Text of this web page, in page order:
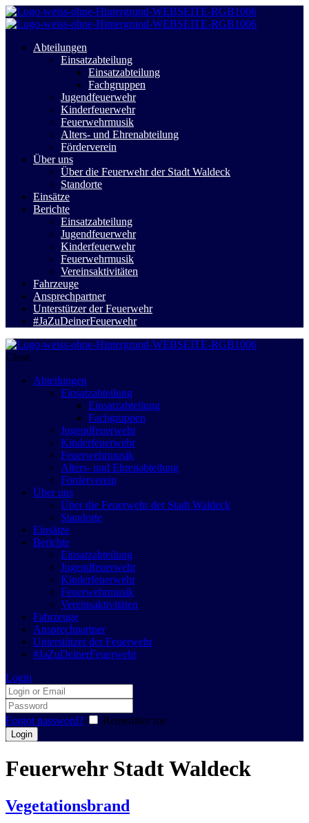
Abteilungen
Einsatzabteilung
Einsatzabteilung
Fachgruppen
Jugendfeuerwehr
Kinderfeuerwehr
Feuerwehrmusik
Alters- und Ehrenabteilung
Förderverein
Über uns
Über die Feuerwehr der Stadt Waldeck
Standorte
Einsätze
Berichte
Einsatzabteilung
Jugendfeuerwehr
Kinderfeuerwehr
Feuerwehrmusik
Vereinsaktivitäten
Fahrzeuge
Ansprechpartner
Unterstützer der Feuerwehr
#JaZuDeinerFeuerwehr
Close
Abteilungen
Einsatzabteilung
Einsatzabteilung
Fachgruppen
Jugendfeuerwehr
Kinderfeuerwehr
Feuerwehrmusik
Alters- und Ehrenabteilung
Förderverein
Über uns
Über die Feuerwehr der Stadt Waldeck
Standorte
Einsätze
Berichte
Einsatzabteilung
Jugendfeuerwehr
Kinderfeuerwehr
Feuerwehrmusik
Vereinsaktivitäten
Fahrzeuge
Ansprechpartner
Unterstützer der Feuerwehr
#JaZuDeinerFeuerwehr
Login
Forgot password? Remember me
Feuerwehr Stadt Waldeck
Vegetationsbrand